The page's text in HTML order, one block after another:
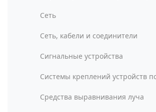
Сеть
Сеть, кабели и соединители
Сигнальные устройства
Системы креплений устройств
Средства выравнивания луча